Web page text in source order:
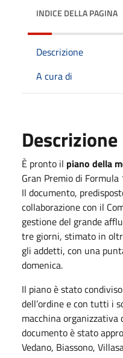
INDICE DELLA PAGINA
Descrizione
A cura di
Descrizione
È pronto il piano della
Gran Premio di Formula
Il documento,
collaborazione con il
gestione del grande
tre giorni, stimato in
gli addetti, con una
domenica.
Il piano è stato
dell’ordine e con tutti i
macchina organizzativa
documento è stato
Vedano, Biassono,